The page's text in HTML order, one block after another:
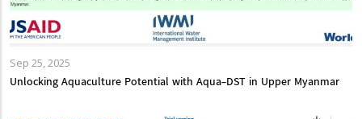
Sep 25, 2025
Unlocking Aquaculture Potential with Aqua-DST in Upper Myanmar